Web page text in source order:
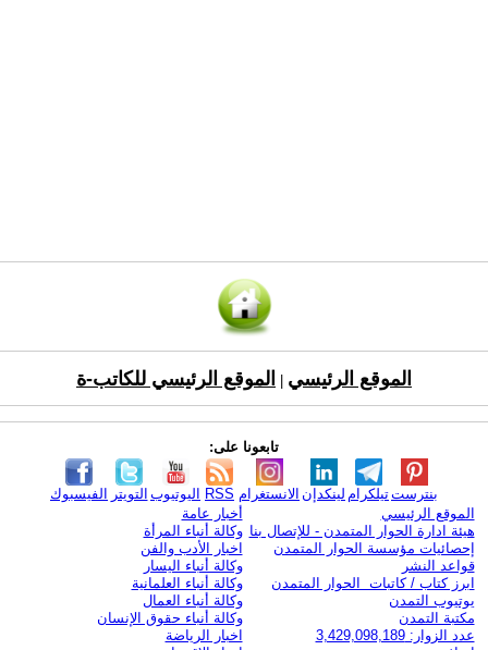
الموقع الرئيسي الموقع الرئيسي للكاتب-ة
تابعونا على:
الفيسبوك التويتر اليوتيوب RSS الانستغرام لينكدإن تيلكرامبنترست
الموقع الرئيسي
هيئة ادارة الحوار المتمدن - للإتصال بنا
إحصائيات مؤسسة الحوار المتمدن
قواعد النشر
ابرز كتاب / كاتبات الحوار المتمدن
يوتيوب التمدن
مكتبة التمدن
عدد الزوار: 3,429,098,189
أخبار عامة
وكالة أنباء المرأة
اخبار الأدب والفن
وكالة أنباء اليسار
وكالة أنباء العلمانية
وكالة أنباء العمال
وكالة أنباء حقوق الإنسان
اخبار الرياضة